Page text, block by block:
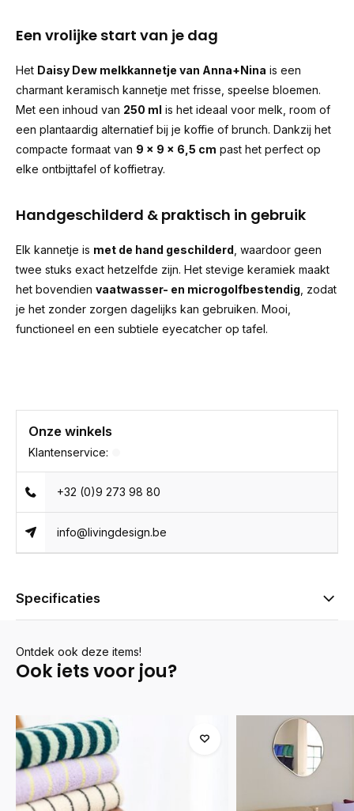
Een vrolijke start van je dag
Het Daisy Dew melkkannetje van Anna+Nina is een
charmant keramisch kannetje met frisse, speelse bloemen.
Met een inhoud van 250 ml is het ideaal voor melk, room of
een plantaardig alternatief bij je koffie of brunch. Dankzij het
compacte formaat van 9 x 9 x 6,5 cm past het perfect op
elke ontbijttafel of koffietray.
Handgeschilderd & praktisch in gebruik
Elk kannetje is met de hand geschilderd , waardoor geen
twee stuks exact hetzelfde zijn. Het stevige keramiek maakt
het bovendien vaatwasser- en microgolfbestendig , zodat
je het zonder zorgen dagelijks kan gebruiken. Mooi,
functioneel en een subtiele eyecatcher op tafel.
Onze winkels
Klantenservice:
+32 (0)9 273 98 80
info@livingdesign.be
Specificaties
Ontdek ook deze items!
Ook iets voor jou?